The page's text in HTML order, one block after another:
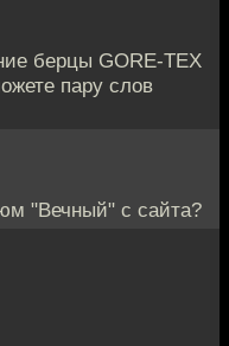
берцы GORE-TEX
пару слов
"Вечный" с сайта?